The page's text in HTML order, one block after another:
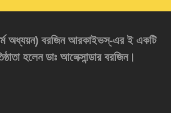
অধ্যয়ন) বরজিন আরকাইভস্‌-এর ই একটি
হলেন ডাঃ আলেক্সান্ডার বরজিন।